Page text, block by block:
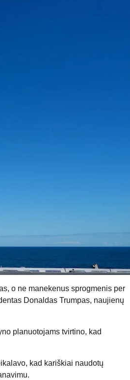
o ne manekenus sprogmenis per
Donaldas Trumpas, naujienų
planuotojams tvirtino, kad
kad kariškiai naudotų